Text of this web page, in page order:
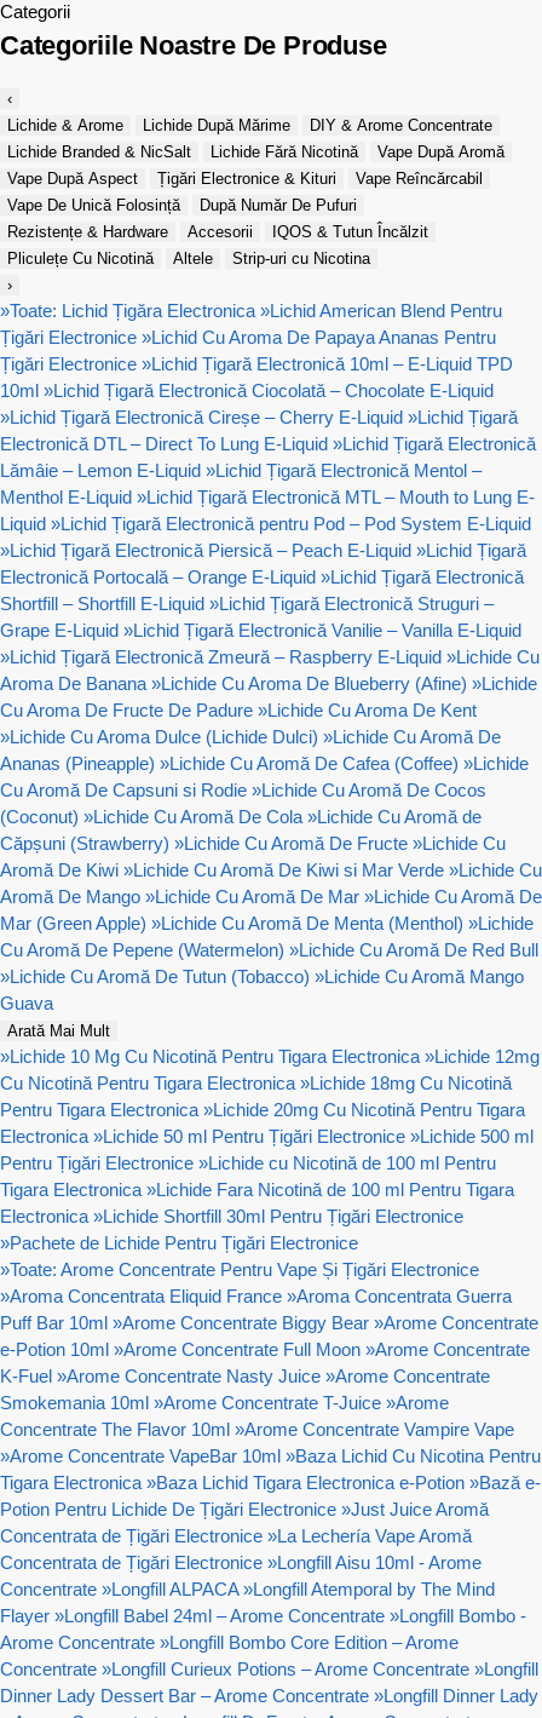
Categorii
Categoriile Noastre De Produse
‹
Lichide & Arome
Lichide După Mărime
DIY & Arome Concentrate
Lichide Branded & NicSalt
Lichide Fără Nicotină
Vape După Aromă
Vape După Aspect
Țigări Electronice & Kituri
Vape Reîncărcabil
Vape De Unică Folosință
După Număr De Pufuri
Rezistențe & Hardware
Accesorii
IQOS & Tutun Încălzit
Pliculețe Cu Nicotină
Altele
Strip-uri cu Nicotina
›
»Toate: Lichid Țigăra Electronica »Lichid American Blend Pentru
Țigări Electronice »Lichid Cu Aroma De Papaya Ananas Pentru
Țigări Electronice »Lichid Țigară Electronică 10ml – E-Liquid TPD
10ml »Lichid Țigară Electronică Ciocolată – Chocolate E-Liquid
»Lichid Țigară Electronică Cireșe – Cherry E-Liquid »Lichid Țigară
Electronică DTL – Direct To Lung E-Liquid »Lichid Țigară Electronică
Lămâie – Lemon E-Liquid »Lichid Țigară Electronică Mentol –
Menthol E-Liquid »Lichid Țigară Electronică MTL – Mouth to Lung E-
Liquid »Lichid Țigară Electronică pentru Pod – Pod System E-Liquid
»Lichid Țigară Electronică Piersică – Peach E-Liquid »Lichid Țigară
Electronică Portocală – Orange E-Liquid »Lichid Țigară Electronică
Shortfill – Shortfill E-Liquid »Lichid Țigară Electronică Struguri –
Grape E-Liquid »Lichid Țigară Electronică Vanilie – Vanilla E-Liquid
»Lichid Țigară Electronică Zmeură – Raspberry E-Liquid »Lichide Cu
Aroma De Banana »Lichide Cu Aroma De Blueberry (Afine) »Lichide
Cu Aroma De Fructe De Padure »Lichide Cu Aroma De Kent
»Lichide Cu Aroma Dulce (Lichide Dulci) »Lichide Cu Aromă De
Ananas (Pineapple) »Lichide Cu Aromă De Cafea (Coffee) »Lichide
Cu Aromă De Capsuni si Rodie »Lichide Cu Aromă De Cocos
(Coconut) »Lichide Cu Aromă De Cola »Lichide Cu Aromă de
Căpșuni (Strawberry) »Lichide Cu Aromă De Fructe »Lichide Cu
Aromă De Kiwi »Lichide Cu Aromă De Kiwi si Mar Verde »Lichide Cu
Aromă De Mango »Lichide Cu Aromă De Mar »Lichide Cu Aromă De
Mar (Green Apple) »Lichide Cu Aromă De Menta (Menthol) »Lichide
Cu Aromă De Pepene (Watermelon) »Lichide Cu Aromă De Red Bull
»Lichide Cu Aromă De Tutun (Tobacco) »Lichide Cu Aromă Mango
Guava
Arată Mai Mult
»Lichide 10 Mg Cu Nicotină Pentru Tigara Electronica »Lichide 12mg
Cu Nicotină Pentru Tigara Electronica »Lichide 18mg Cu Nicotină
Pentru Tigara Electronica »Lichide 20mg Cu Nicotină Pentru Tigara
Electronica »Lichide 50 ml Pentru Țigări Electronice »Lichide 500 ml
Pentru Țigări Electronice »Lichide cu Nicotină de 100 ml Pentru
Tigara Electronica »Lichide Fara Nicotină de 100 ml Pentru Tigara
Electronica »Lichide Shortfill 30ml Pentru Țigări Electronice
»Pachete de Lichide Pentru Țigări Electronice
»Toate: Arome Concentrate Pentru Vape Și Țigări Electronice
»Aroma Concentrata Eliquid France »Aroma Concentrata Guerra
Puff Bar 10ml »Arome Concentrate Biggy Bear »Arome Concentrate
e-Potion 10ml »Arome Concentrate Full Moon »Arome Concentrate
K-Fuel »Arome Concentrate Nasty Juice »Arome Concentrate
Smokemania 10ml »Arome Concentrate T-Juice »Arome
Concentrate The Flavor 10ml »Arome Concentrate Vampire Vape
»Arome Concentrate VapeBar 10ml »Baza Lichid Cu Nicotina Pentru
Tigara Electronica »Baza Lichid Tigara Electronica e-Potion »Bază e-
Potion Pentru Lichide De Țigări Electronice »Just Juice Aromă
Concentrata de Țigări Electronice »La Lechería Vape Aromă
Concentrata de Țigări Electronice »Longfill Aisu 10ml - Arome
Concentrate »Longfill ALPACA »Longfill Atemporal by The Mind
Flayer »Longfill Babel 24ml – Arome Concentrate »Longfill Bombo -
Arome Concentrate »Longfill Bombo Core Edition – Arome
Concentrate »Longfill Curieux Potions – Arome Concentrate »Longfill
Dinner Lady Dessert Bar – Arome Concentrate »Longfill Dinner Lady